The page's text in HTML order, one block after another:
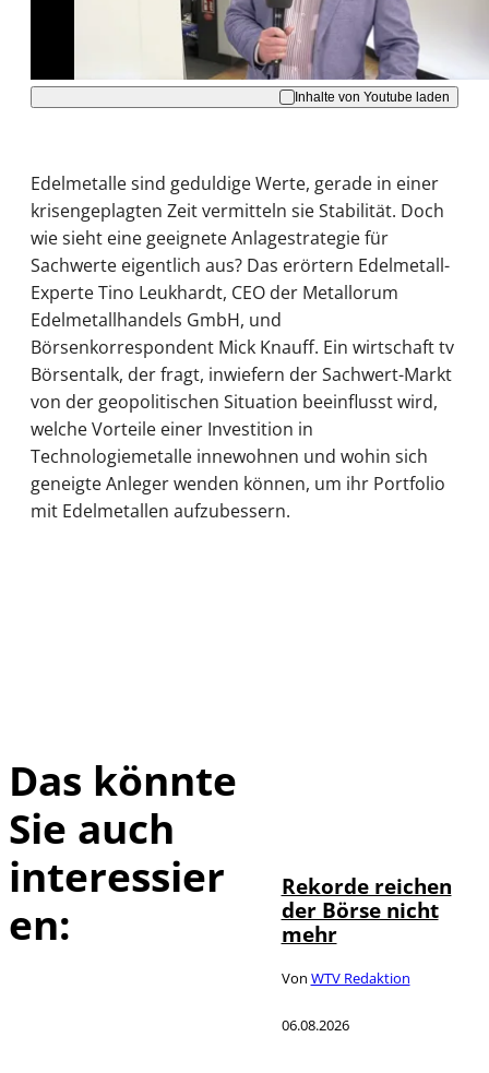
Akzeptieren
Inhalte von Youtube laden
Edelmetalle sind geduldige Werte, gerade in einer
krisengeplagten Zeit vermitteln sie Stabilität. Doch
wie sieht eine geeignete Anlagestrategie für
Sachwerte eigentlich aus? Das erörtern Edelmetall-
Experte Tino Leukhardt, CEO der Metallorum
Edelmetallhandels GmbH, und
Börsenkorrespondent Mick Knauff. Ein wirtschaft tv
Börsentalk, der fragt, inwiefern der Sachwert-Markt
von der geopolitischen Situation beeinflusst wird,
welche Vorteile einer Investition in
Technologiemetalle innewohnen und wohin sich
geneigte Anleger wenden können, um ihr Portfolio
mit Edelmetallen aufzubessern.
Das könnte
Sie auch
interessier
en:
Rekorde reichen
der Börse nicht
mehr
Von WTV Redaktion
06.08.2026